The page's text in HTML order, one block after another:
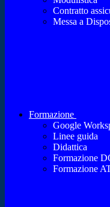
Contratto
Messa a
Formazione
Google
Linee guida
Didattica
Formazione
Formazione